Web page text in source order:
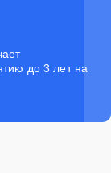
до 3 лет на